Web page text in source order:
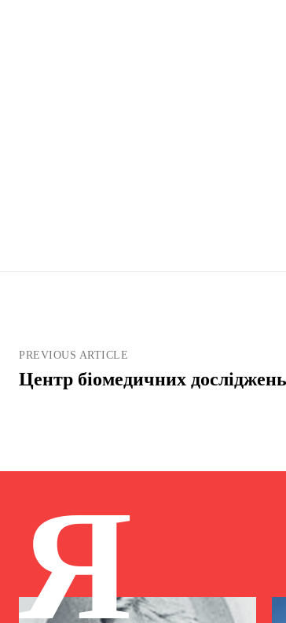
PREVIOUS ARTICLE
Центр біомедичних
Я